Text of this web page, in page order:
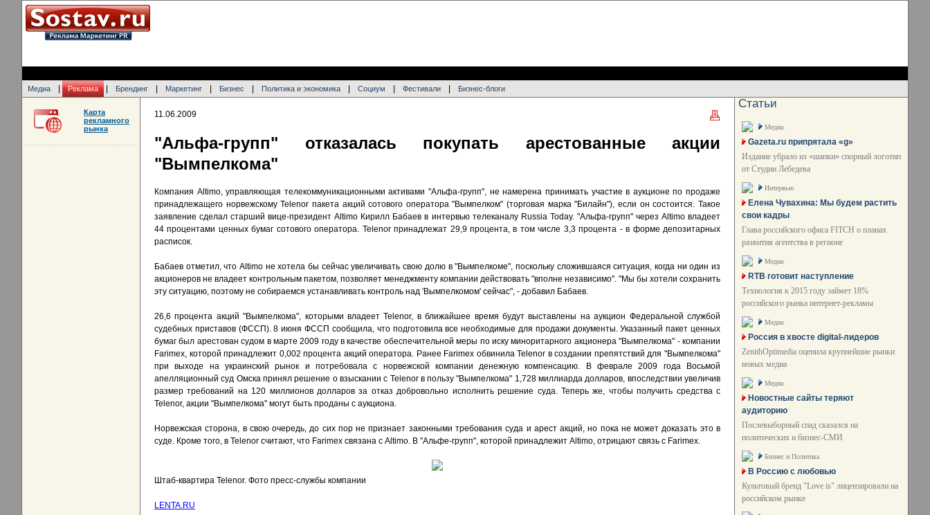
Медиа Реклама Брендинг Маркетинг Бизнес Политика и экономика Социум Фестивали Бизнес-блоги
11.06.2009
"Альфа-групп" отказалась покупать арестованные акции
"Вымпелкома"
Компания Altimo, управляющая телекоммуникационными активами "Альфа-групп", не намерена принимать участие в аукционе по продаже
принадлежащего норвежскому Telenor пакета акций сотового оператора "Вымпелком" (торговая марка "Билайн"), если он состоится. Такое
заявление сделал старший вице-президент Altimo Кирилл Бабаев в интервью телеканалу Russia Today. "Альфа-групп" через Altimo владеет
44 процентами ценных бумаг сотового оператора. Telenor принадлежат 29,9 процента, в том числе 3,3 процента - в форме депозитарных
расписок.
Бабаев отметил, что Altimo не хотела бы сейчас увеличивать свою долю в "Вымпелкоме", поскольку сложившаяся ситуация, когда ни один из
акционеров не владеет контрольным пакетом, позволяет менеджменту компании действовать "вполне независимо". "Мы бы хотели сохранить
эту ситуацию, поэтому не собираемся устанавливать контроль над 'Вымпелкомом' сейчас", - добавил Бабаев.
26,6 процента акций "Вымпелкома", которыми владеет Telenor, в ближайшее время будут выставлены на аукцион Федеральной службой
судебных приставов (ФССП). 8 июня ФССП сообщила, что подготовила все необходимые для продажи документы. Указанный пакет ценных
бумаг был арестован судом в марте 2009 году в качестве обеспечительной меры по иску миноритарного акционера "Вымпелкома" - компании
Farimex, которой принадлежит 0,002 процента акций оператора. Ранее Farimex обвинила Telenor в создании препятствий для "Вымпелкома"
при выходе на украинский рынок и потребовала с норвежской компании денежную компенсацию. В феврале 2009 года Восьмой
апелляционный суд Омска принял решение о взыскании с Telenor в пользу "Вымпелкома" 1,728 миллиарда долларов, впоследствии увеличив
размер требований на 120 миллионов долларов за отказ добровольно исполнить решение суда. Теперь же, чтобы получить средства с
Telenor, акции "Вымпелкома" могут быть проданы с аукциона.
Норвежская сторона, в свою очередь, до сих пор не признает законными требования суда и арест акций, но пока не может доказать это в
суде. Кроме того, в Telenor считают, что Farimex связана с Altimo. В "Альфе-групп", которой принадлежит Altimo, отрицают связь с Farimex.
Штаб-квартира Telenor. Фото пресс-службы компании
LENTA.RU
Карта
рекламного
рынка
Статьи
Медиа
Gazeta.ru припрятала «g»
Издание убрало из «шапки» спорный логотип
от Студии Лебедева
Интервью
Елена Чувахина: Мы будем растить
свои кадры
Глава российского офиса FITCH о планах
развития агентства в регионе
Медиа
RTB готовит наступление
Технология к 2015 году займет 18%
российского рынка интернет-рекламы
Медиа
Россия в хвосте digital-лидеров
ZenithOptimedia оценила крупнейшие рынки
новых медиа
Медиа
Новостные сайты теряют
аудиторию
Послевыборный спад сказался на
политических и бизнес-СМИ
Бизнес и Политика
В Россию с любовью
Культовый бренд "Love is" лицензировали на
российском рынке